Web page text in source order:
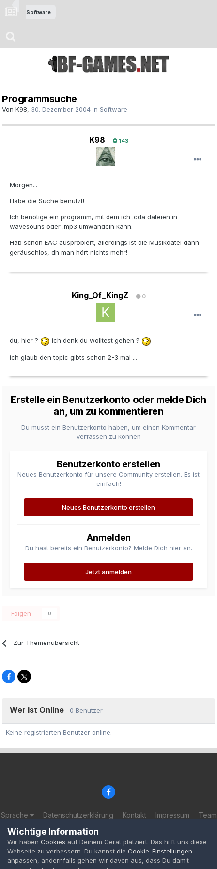
Software
Programmsuche
Von K98, 30. Dezember 2004 in Software
K98 143
Morgen...
Habe die Suche benutzt!
Ich benötige ein programm, mit dem ich .cda dateien in
wavesouns oder .mp3 umwandeln kann.
Hab schon EAC ausprobiert, allerdings ist die Musikdatei dann
geräuschlos, dh man hört nichts mehr!
King_Of_KingZ 0
du, hier ? ich denk du wolltest gehen ?
ich glaub den topic gibts schon 2-3 mal ...
Erstelle ein Benutzerkonto oder melde Dich
an, um zu kommentieren
Du musst ein Benutzerkonto haben, um einen Kommentar
verfassen zu können
Benutzerkonto erstellen
Neues Benutzerkonto für unsere Community erstellen. Es ist
einfach!
Neues Benutzerkonto erstellen
Anmelden
Du hast bereits ein Benutzerkonto? Melde Dich hier an.
Jetzt anmelden
Folgen 0
Zur Themenübersicht
Wer ist Online 0 Benutzer
Keine registrierten Benutzer online.
Sprache Datenschutzerklärung Kontakt Impressum Team
© 2002-2025 BF-Games.net
Powered by Invision Community
Wichtige Information
Wir haben Cookies auf Deinem Gerät platziert. Das hilft uns diese
Webseite zu verbessern. Du kannst die Cookie-Einstellungen
anpassen, andernfalls gehen wir davon aus, dass Du damit